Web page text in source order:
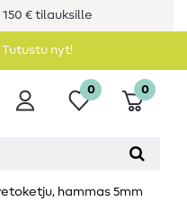
€ tilauksille
Tutustu nyt!
0 0
hammas 5mm